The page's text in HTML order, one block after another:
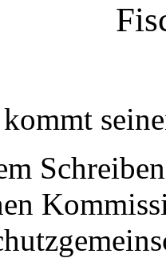
kommt